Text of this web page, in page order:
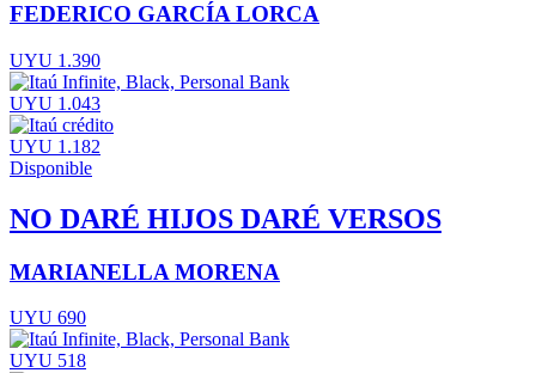
FEDERICO GARCÍA LORCA
UYU 1.390
UYU 1.043
UYU 1.182
Disponible
NO DARÉ HIJOS DARÉ VERSOS
MARIANELLA MORENA
UYU 690
UYU 518